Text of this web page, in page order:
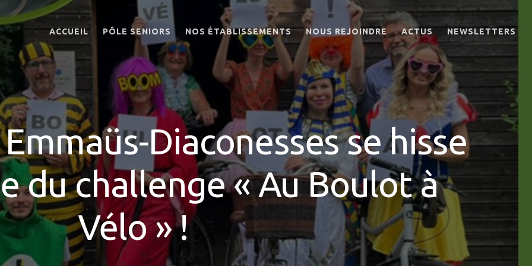
ACCUEIL PÔLE SENIORS
PRÉSENTATION
ORGANIGRAMME
ASTREINTES
INFIRMIER DE NUIT
AUMÔNERIE
BIEN-ÊTRE DES
SALARIÉS AU TRAVAIL
DÉVELOPPEMENT
DURABLE
TÉLÉMÉDECINE
NOS ÉTABLISSEMENTS
EHPAD EMMAÜS-
DIACONESSES
KOENIGSHOFFEN
EHPAD EMMAÜS-
DIACONESSES
STRASBOURG
CENTRE-VILLE
EHPAD LES QUATRE
VENTS
EHPAD SILOË
EHPAD BETHLEHEM
FOYER LOGEMENT
KOENIGSHOFFEN
NOUS REJOINDRE
OFFRES D’EMPLOI
BIEN-ÊTRE DES
SALARIÉS AU TRAVAIL
DEVENIR BÉNÉVOLE
ACTUS NEWSLETTERS
Diaconesses se hisse
du challenge « Au Boulot à
Vélo » !